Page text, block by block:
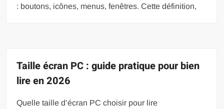
: boutons, icônes, menus, fenêtres. Cette définition,
Taille écran PC : guide pratique pour bien
lire en 2026
Quelle taille d’écran PC choisir pour lire